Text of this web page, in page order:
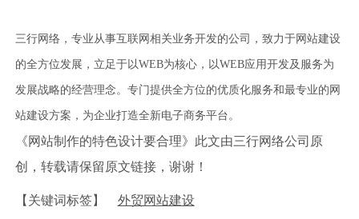
三行网络，专业从事互联网相关业务开发的公司，致力于网站建设
的全方位发展，立足于以WEB为核心，以WEB应用开发及服务为
发展战略的经营理念。专门提供全方位的优质化服务和最专业的网
站建设方案，为企业打造全新电子商务平台。
《网站制作的特色设计要合理》此文由三行网络公司原
创，转载请保留原文链接，谢谢！
【关键词标签】 外贸网站建设